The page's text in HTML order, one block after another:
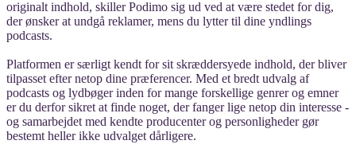
originalt indhold, skiller Podimo sig ud ved at være stedet for dig,
der ønsker at undgå reklamer, mens du lytter til dine yndlings
podcasts.
Platformen er særligt kendt for sit skræddersyede indhold, der bliver
tilpasset efter netop dine præferencer. Med et bredt udvalg af
podcasts og lydbøger inden for mange forskellige genrer og emner
er du derfor sikret at finde noget, der fanger lige netop din interesse -
og samarbejdet med kendte producenter og personligheder gør
bestemt heller ikke udvalget dårligere.